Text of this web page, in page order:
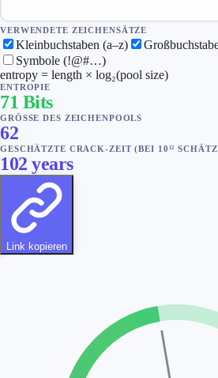
VERWENDETE ZEICHENSÄTZE
Kleinbuchstaben (a–z)
Symbole (!@#…)
entropy = length × log₂(pool size)
ENTROPIE
71 Bits
GRÖSSE DES ZEICHENPOOLS
62
GESCHÄTZTE CRACK-ZEIT(BEI 10¹²
102 years
Link kopieren